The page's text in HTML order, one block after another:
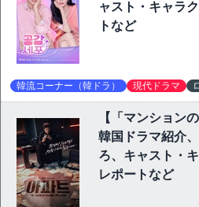
ャスト・キャラ
トなど
韓流コーナー（韓ドラ） 現代ドラマ
【「マンション
韓国ドラマ紹介
ろ、キャスト・
レポートなど